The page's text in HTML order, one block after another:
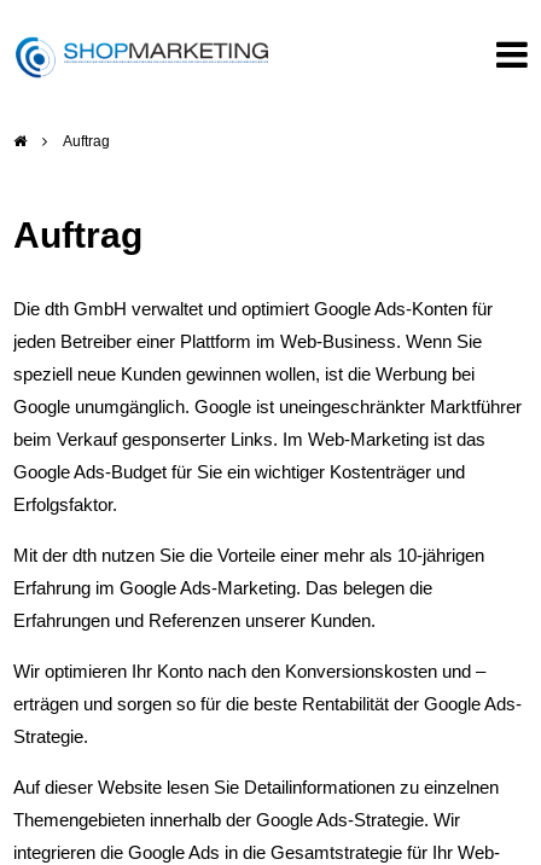
Auftrag
Auftrag
Die dth GmbH verwaltet und optimiert Google Ads-Konten für
jeden Betreiber einer Plattform im Web-Business. Wenn Sie
speziell neue Kunden gewinnen wollen, ist die Werbung bei
Google unumgänglich. Google ist uneingeschränkter Marktführer
beim Verkauf gesponserter Links. Im Web-Marketing ist das
Google Ads-Budget für Sie ein wichtiger Kostenträger und
Erfolgsfaktor.
Mit der dth nutzen Sie die Vorteile einer mehr als 10-jährigen
Erfahrung im Google Ads-Marketing. Das belegen die
Erfahrungen und Referenzen unserer Kunden.
Wir optimieren Ihr Konto nach den Konversionskosten und –
erträgen und sorgen so für die beste Rentabilität der Google Ads-
Strategie.
Auf dieser Website lesen Sie Detailinformationen zu einzelnen
Themengebieten innerhalb der Google Ads-Strategie. Wir
integrieren die Google Ads in die Gesamtstrategie für Ihr Web-